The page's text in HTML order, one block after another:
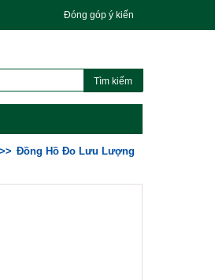
Đóng góp ý kiến
Đồng Hồ Đo Lưu Lượng